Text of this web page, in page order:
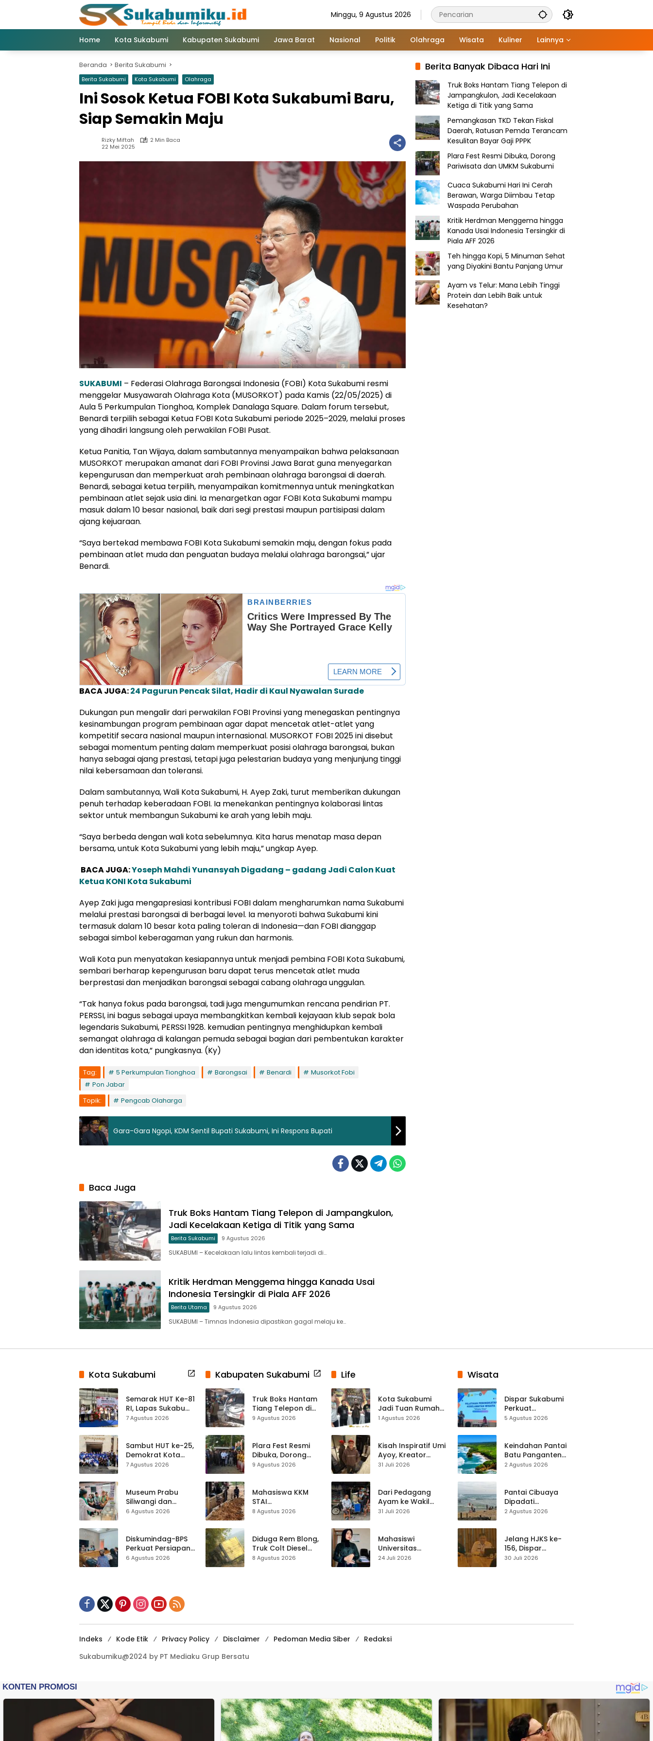
Minggu, 9 Agustus 2026
Home Kota Sukabumi Kabupaten Sukabumi Jawa Barat Nasional Politik Olahraga Wisata Kuliner Lainnya
Beranda Berita Sukabumi
Berita Sukabumi Kota Sukabumi Olahraga
Ini Sosok Ketua FOBI Kota Sukabumi Baru,
Siap Semakin Maju
Rizky Miftah
2 Min Baca
22 Mei 2025
SUKABUMI – Federasi Olahraga Barongsai Indonesia (FOBI) Kota Sukabumi resmi
menggelar Musyawarah Olahraga Kota (MUSORKOT) pada Kamis (22/05/2025) di
Aula 5 Perkumpulan Tionghoa, Komplek Danalaga Square. Dalam forum tersebut,
Benardi terpilih sebagai Ketua FOBI Kota Sukabumi periode 2025–2029, melalui proses
yang dihadiri langsung oleh perwakilan FOBI Pusat.
Ketua Panitia, Tan Wijaya, dalam sambutannya menyampaikan bahwa pelaksanaan
MUSORKOT merupakan amanat dari FOBI Provinsi Jawa Barat guna menyegarkan
kepengurusan dan memperkuat arah pembinaan olahraga barongsai di daerah.
Benardi, sebagai ketua terpilih, menyampaikan komitmennya untuk meningkatkan
pembinaan atlet sejak usia dini. Ia menargetkan agar FOBI Kota Sukabumi mampu
masuk dalam 10 besar nasional, baik dari segi prestasi maupun partisipasi dalam
ajang kejuaraan.
“Saya bertekad membawa FOBI Kota Sukabumi semakin maju, dengan fokus pada
pembinaan atlet muda dan penguatan budaya melalui olahraga barongsai,” ujar
Benardi.
BACA JUGA:24 Pagurun Pencak Silat, Hadir di Kaul Nyawalan Surade
Dukungan pun mengalir dari perwakilan FOBI Provinsi yang menegaskan pentingnya
kesinambungan program pembinaan agar dapat mencetak atlet-atlet yang
kompetitif secara nasional maupun internasional. MUSORKOT FOBI 2025 ini disebut
sebagai momentum penting dalam memperkuat posisi olahraga barongsai, bukan
hanya sebagai ajang prestasi, tetapi juga pelestarian budaya yang menjunjung tinggi
nilai kebersamaan dan toleransi.
Dalam sambutannya, Wali Kota Sukabumi, H. Ayep Zaki, turut memberikan dukungan
penuh terhadap keberadaan FOBI. Ia menekankan pentingnya kolaborasi lintas
sektor untuk membangun Sukabumi ke arah yang lebih maju.
“Saya berbeda dengan wali kota sebelumnya. Kita harus menatap masa depan
bersama, untuk Kota Sukabumi yang lebih maju,” ungkap Ayep.
BACA JUGA:Yoseph Mahdi Yunansyah Digadang – gadang Jadi Calon Kuat
Ketua KONI Kota Sukabumi
Ayep Zaki juga mengapresiasi kontribusi FOBI dalam mengharumkan nama Sukabumi
melalui prestasi barongsai di berbagai level. Ia menyoroti bahwa Sukabumi kini
termasuk dalam 10 besar kota paling toleran di Indonesia—dan FOBI dianggap
sebagai simbol keberagaman yang rukun dan harmonis.
Wali Kota pun menyatakan kesiapannya untuk menjadi pembina FOBI Kota Sukabumi,
sembari berharap kepengurusan baru dapat terus mencetak atlet muda
berprestasi dan menjadikan barongsai sebagai cabang olahraga unggulan.
“Tak hanya fokus pada barongsai, tadi juga mengumumkan rencana pendirian PT.
PERSSI, ini bagus sebagai upaya membangkitkan kembali kejayaan klub sepak bola
legendaris Sukabumi, PERSSI 1928. kemudian pentingnya menghidupkan kembali
semangat olahraga di kalangan pemuda sebagai bagian dari pembentukan karakter
dan identitas kota,” pungkasnya. (Ky)
Tag: 5 Perkumpulan Tionghoa Barongsai Benardi
Musorkot Fobi
Pon Jabar
Topik:
Pengcab Olaharga
Gara-Gara Ngopi, KDM Sentil Bupati Sukabumi, Ini Respons Bupati
Baca Juga
Truk Boks Hantam Tiang Telepon di Jampangkulon,
Jadi Kecelakaan Ketiga di Titik yang Sama
Berita Sukabumi 9 Agustus 2026
SUKABUMI – Kecelakaan lalu lintas kembali terjadi di…
Kritik Herdman Menggema hingga Kanada Usai
Indonesia Tersingkir di Piala AFF 2026
Berita Utama 9 Agustus 2026
SUKABUMI – Timnas Indonesia dipastikan gagal melaju ke…
Berita Banyak Dibaca Hari Ini
Truk Boks Hantam Tiang Telepon di
Jampangkulon, Jadi Kecelakaan
Ketiga di Titik yang Sama
Pemangkasan TKD Tekan Fiskal
Daerah, Ratusan Pemda Terancam
Kesulitan Bayar Gaji PPPK
Plara Fest Resmi Dibuka, Dorong
Pariwisata dan UMKM Sukabumi
Cuaca Sukabumi Hari Ini Cerah
Berawan, Warga Diimbau Tetap
Waspada Perubahan
Kritik Herdman Menggema hingga
Kanada Usai Indonesia Tersingkir di
Piala AFF 2026
Teh hingga Kopi, 5 Minuman Sehat
yang Diyakini Bantu Panjang Umur
Ayam vs Telur: Mana Lebih Tinggi
Protein dan Lebih Baik untuk
Kesehatan?
Kota Sukabumi
Semarak HUT Ke-81
RI, Lapas Sukabumi
Resmi Gelar Pekan
7 Agustus 2026
Sambut HUT ke-25,
Demokrat Kota
Sukabumi
ASRI Lewat Aksi
Bersih Masjid
Agung
7 Agustus 2026
Museum Prabu
Siliwangi dan
Museum Keramik
Hampir 500 Koleksi
Dipisahkan
6 Agustus 2026
Diskumindag-BPS
Perkuat Persiapan
Sensus Ekonomi,
6 Agustus 2026
Kabupaten Sukabumi
Truk Boks Hantam
Tiang Telepon di
Jampangkulon,
Sama
9 Agustus 2026
Plara Fest Resmi
Dibuka, Dorong
Pariwisata dan
9 Agustus 2026
Mahasiswa KKM
STAI
Palabuhanratu
Jalan Majelis Ta’lim
di Sagaranten
8 Agustus 2026
Diduga Rem Blong,
Truk Colt Diesel
Terperosok di Jalur
8 Agustus 2026
Life
Kota Sukabumi
Jadi Tuan Rumah
Kontes Batu Akik
1 Agustus 2026
Kisah Inspiratif Umi
Ayoy, Kreator
TikTok Asal
Live Streaming
31 Juli 2026
Dari Pedagang
Ayam ke Wakil
Ketua DPRD, H.
Pasar Cisaat
31 Juli 2026
Mahasiswi
Universitas
Muhammadiyah
24 Juli 2026
Wisata
Dispar Sukabumi
Perkuat
Keselamatan
Mitigasi hingga
Teknik Evakuasi
5 Agustus 2026
Keindahan Pantai
Batu Panganten
Mulai Dilirik
2 Agustus 2026
Pantai Cibuaya
Dipadati
Wisatawan,
Waspada
2 Agustus 2026
Jelang HJKS ke-
156, Dispar
Kabupaten
30 Juli 2026
Indeks Kode Etik Privacy Policy Disclaimer Pedoman Media Siber
Redaksi
Sukabumiku@2024 by PT Mediaku Grup Bersatu